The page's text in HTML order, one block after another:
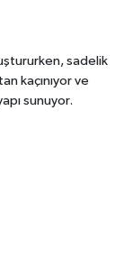
sadelik
kaçınıyor ve
sunuyor.